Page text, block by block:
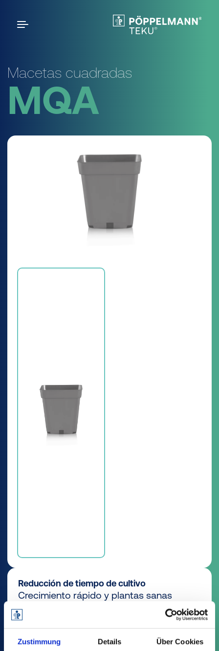
Zustimmung Details Über Cookies
Macetas cuadradas
MQA
Reducción de tiempo de cultivo
Crecimiento rápido y plantas sanas
mediante riego y drenaje óptimos.
Descubra todas las ventajas